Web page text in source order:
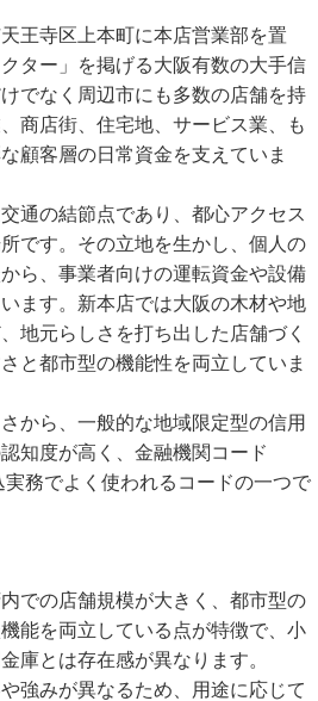
王寺区上本町に本店営業部を置
ター」を掲げる大阪有数の大手信
でなく周辺市にも多数の店舗を持
商店街、住宅地、サービス業、も
顧客層の日常資金を支えていま
通の結節点であり、都心アクセス
です。その立地を生かし、個人の
ら、事業者向けの運転資金や設備
ます。新本店では大阪の木材や地
地元らしさを打ち出した店舗づく
と都市型の機能性を両立していま
から、一般的な地域限定型の信用
知度が高く、金融機関コード
実務でよく使われるコードの一つで
での店舗規模が大きく、都市型の
能を両立している点が特徴で、小
庫とは存在感が異なります。
強みが異なるため、用途に応じて